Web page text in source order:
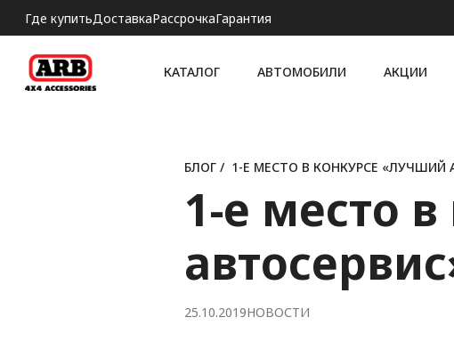
Где купитьДоставкаРассрочкаГарантия
КАТАЛОГ АВТОМОБИЛИ АКЦИИ
БЛОГ / 1-Е МЕСТО В КОНКУРСЕ «ЛУЧШИЙ
1-е место
25.10.2019НОВОСТИ